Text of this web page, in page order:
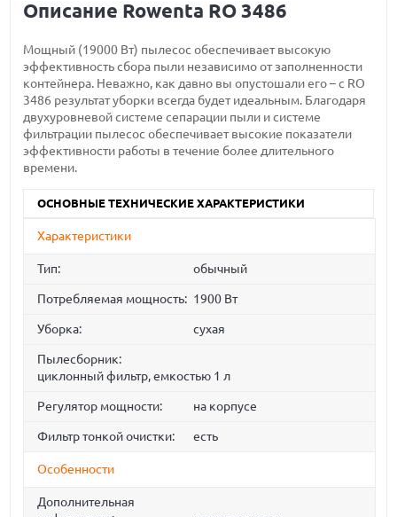
Описание Rowenta RO 3486
Мощный (19000 Вт) пылесос обеспечивает высокую
эффективность сбора пыли независимо от заполненности
контейнера. Неважно, как давно вы опустошали его – с RO
3486 результат уборки всегда будет идеальным. Благодаря
двухуровневой системе сепарации пыли и системе
фильтрации пылесос обеспечивает высокие показатели
эффективности работы в течение более длительного
времени.
ОСНОВНЫЕ ТЕХНИЧЕСКИЕ ХАРАКТЕРИСТИКИ
Характеристики
Тип: обычный
Потребляемая мощность: 1900 Вт
Уборка: сухая
Пылесборник:
циклонный фильтр, емкостью 1 л
Регулятор мощности: на корпусе
Фильтр тонкой очистки: есть
Особенности
Дополнительная